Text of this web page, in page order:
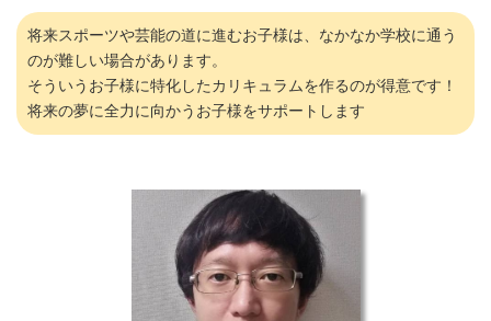
将来スポーツや芸能の道に進むお子様は、なかなか学校に通う
のが難しい場合があります。
そういうお子様に特化したカリキュラムを作るのが得意です！
将来の夢に全力に向かうお子様をサポートします